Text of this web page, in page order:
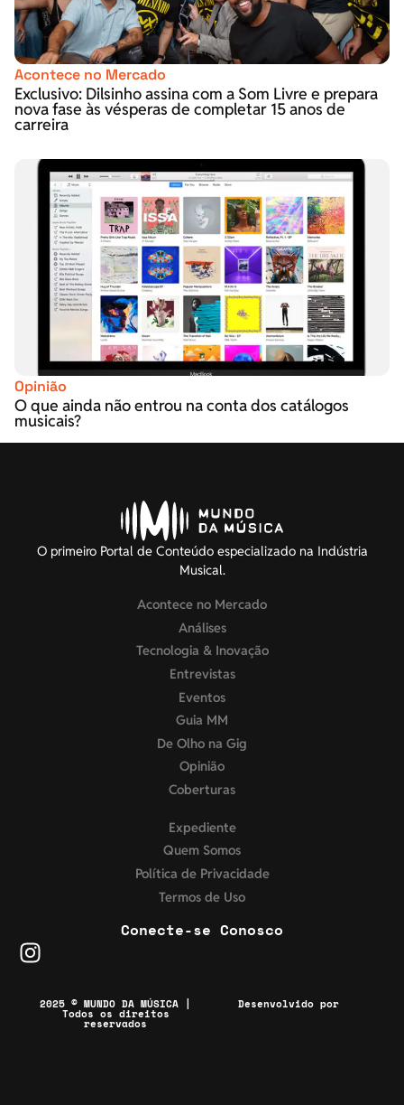
Acontece no Mercado
Exclusivo: Dilsinho assina com a Som Livre e prepara
nova fase às vésperas de completar 15 anos de
carreira
Opinião
O que ainda não entrou na conta dos catálogos
musicais?
O primeiro Portal de Conteúdo especializado na Indústria
Musical.
Acontece no Mercado
Análises
Tecnologia & Inovação
Entrevistas
Eventos
Guia MM
De Olho na Gig
Opinião
Coberturas
Expediente
Quem Somos
Política de Privacidade
Termos de Uso
Conecte-se Conosco
2025 © MUNDO DA MÚSICA |
Todos os direitos
reservados
Desenvolvido por